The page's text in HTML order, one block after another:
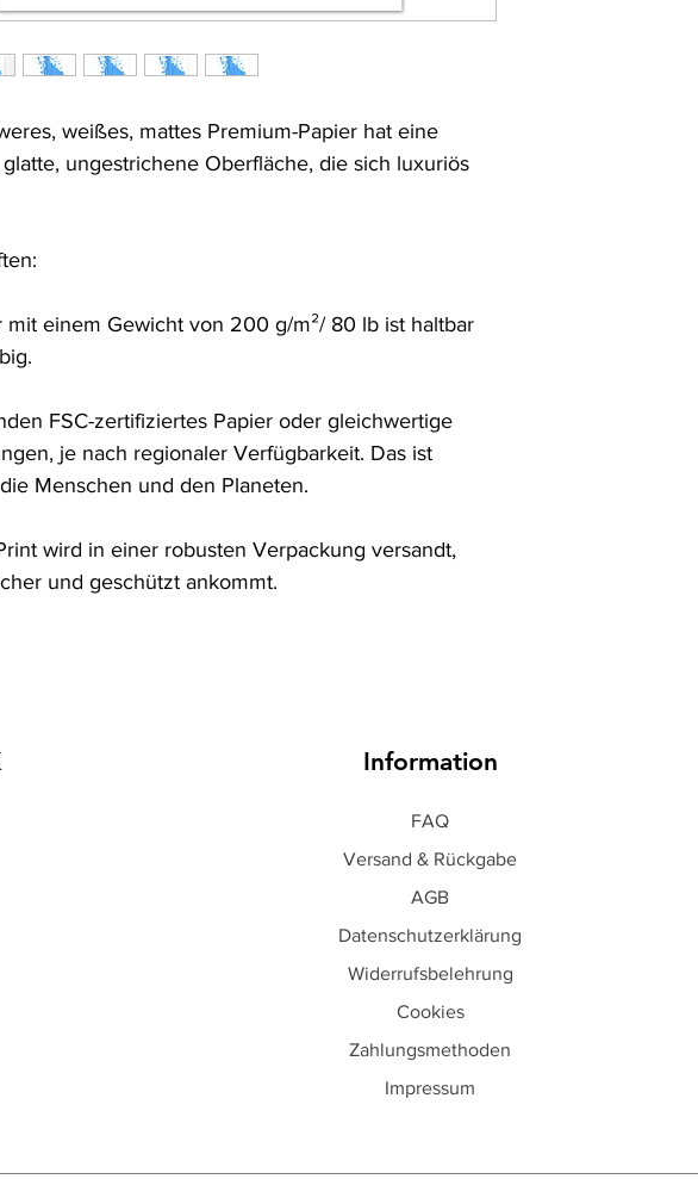
weißes, mattes Premium-Papier hat eine
ungestrichene Oberfläche, die sich luxuriös
mit einem Gewicht von 200 g/m²/ 80 lb ist haltbar
FSC-zertifiziertes Papier oder gleichwertige
je nach regionaler Verfügbarkeit. Das ist
Menschen und den Planeten.
wird in einer robusten Verpackung versandt,
und geschützt ankommt.
Information
FAQ
Versand & Rückgabe
AGB
Datenschutzerklärung
Widerrufsbelehrung
Cookies
Zahlungsmethoden
Impressum